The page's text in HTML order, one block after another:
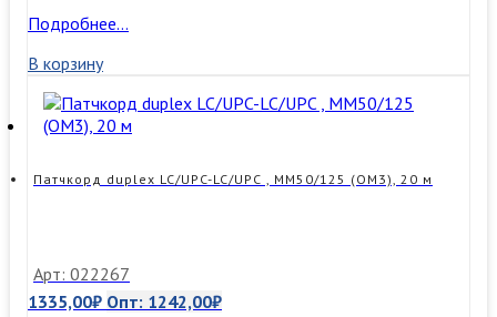
Патчкорд
LC/UPC-
LC/UPC,
SM,
5м
Подробнее…
В корзину
Патчкорд duplex LC/UPC-LC/UPC , MM50/125 (ОМ3), 20 м
Арт: 022267
1335,00₽ Опт: 1242,00₽